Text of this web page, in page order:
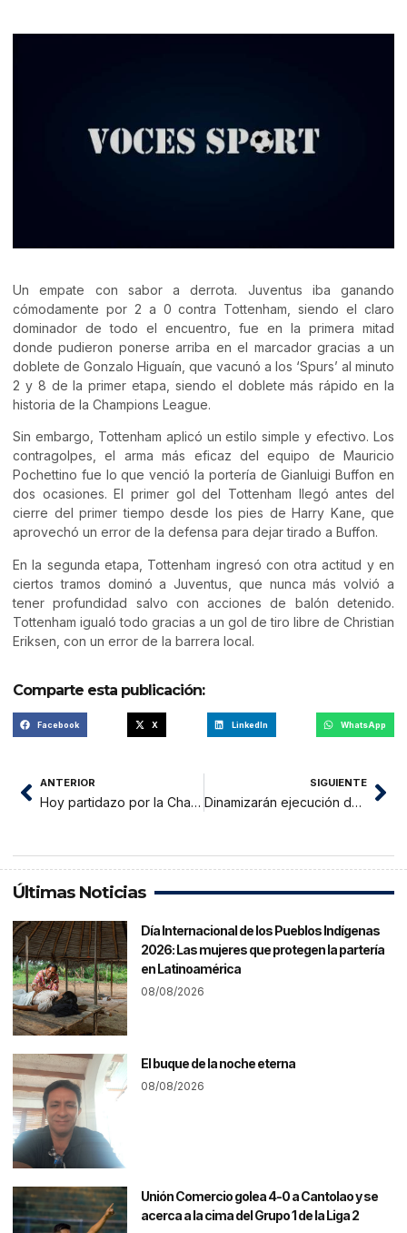
Un empate con sabor a derrota. Juventus iba ganando
cómodamente por 2 a 0 contra Tottenham, siendo el claro
dominador de todo el encuentro, fue en la primera mitad
donde pudieron ponerse arriba en el marcador gracias a un
doblete de Gonzalo Higuaín, que vacunó a los ‘Spurs’ al minuto
2 y 8 de la primer etapa, siendo el doblete más rápido en la
historia de la Champions League.
Sin embargo, Tottenham aplicó un estilo simple y efectivo. Los
contragolpes, el arma más eficaz del equipo de Mauricio
Pochettino fue lo que venció la portería de Gianluigi Buffon en
dos ocasiones. El primer gol del Tottenham llegó antes del
cierre del primer tiempo desde los pies de Harry Kane, que
aprovechó un error de la defensa para dejar tirado a Buffon.
En la segunda etapa, Tottenham ingresó con otra actitud y en
ciertos tramos dominó a Juventus, que nunca más volvió a
tener profundidad salvo con acciones de balón detenido.
Tottenham igualó todo gracias a un gol de tiro libre de Christian
Eriksen, con un error de la barrera local.
Comparte esta publicación:
Facebook X LinkedIn WhatsApp
ANTERIOR
Hoy partidazo por la Champions: Real Madrid vs PSG
SIGUIENTE
Dinamizarán ejecución de programas y actividades agrarias en el Bajo Huallaga
Últimas Noticias
Día Internacional de los Pueblos Indígenas
2026: Las mujeres que protegen la partería
en Latinoamérica
08/08/2026
El buque de la noche eterna
08/08/2026
Unión Comercio golea 4-0 a Cantolao y se
acerca a la cima del Grupo 1 de la Liga 2